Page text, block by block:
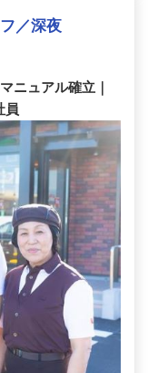
／深夜
ニュアル確立｜
員